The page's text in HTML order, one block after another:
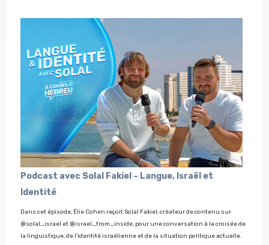
Podcast avec Solal Fakiel – Langue, Israël et
Identité
Dans cet épisode, Élie Cohen reçoit Solal Fakiel, créateur de contenu sur
@solal_israel et @israel_from_inside, pour une conversation à la croisée de
la linguistique, de l’identité israélienne et de la situation politique actuelle.